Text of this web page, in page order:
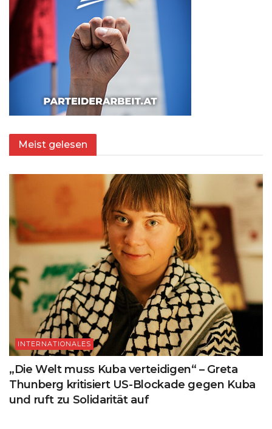
Meist gelesen
INTERNATIONALES
„Die Welt muss Kuba verteidigen“ – Greta
Thunberg kritisiert US-Blockade gegen Kuba
und ruft zu Solidarität auf